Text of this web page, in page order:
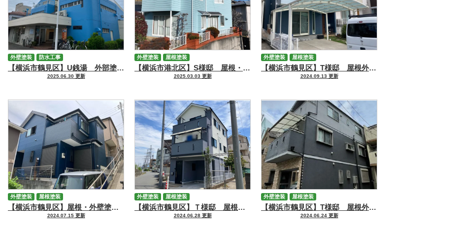
【横浜市鶴見区】U銭湯 外部塗装・防水工事
2025.06.30 更新
外壁塗装 防水工事
【横浜市港北区】S様邸 屋根・外壁塗装工事
2025.03.03 更新
外壁塗装 屋根塗装
【横浜市鶴見区】T様邸 屋根外壁塗装工事
2024.09.13 更新
外壁塗装 屋根塗装
【横浜市鶴見区】屋根・外壁塗装工事 O様邸
2024.07.15 更新
外壁塗装 屋根塗装
【横浜市鶴見区】Ｔ様邸 屋根・外壁塗装工事
2024.06.28 更新
外壁塗装 屋根塗装
【横浜市鶴見区】T様邸 屋根外壁塗装工事
2024.06.24 更新
外壁塗装 屋根塗装